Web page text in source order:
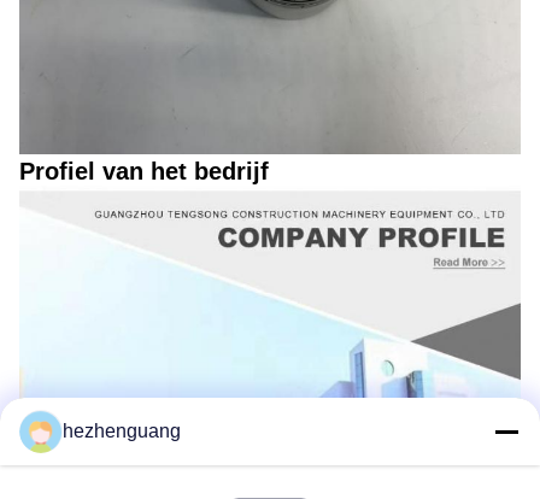
Profiel van het bedrijf
hezhenguang